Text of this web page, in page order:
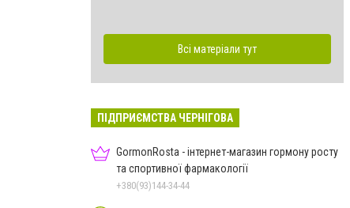
Всі матеріали тут
ПІДПРИЄМСТВА ЧЕРНІГОВА
GormonRosta - інтернет-магазин гормону росту
та спортивної фармакології
+380(93)144-34-44